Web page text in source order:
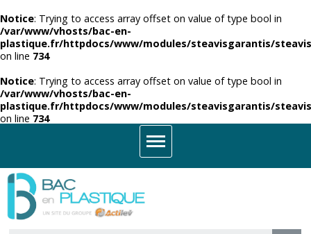
Notice: Trying to access array offset on value of type bool in
/var/www/vhosts/bac-en-
plastique.fr/httpdocs/www/modules/steavisgarantis/
on line 734
Notice: Trying to access array offset on value of type bool in
/var/www/vhosts/bac-en-
plastique.fr/httpdocs/www/modules/steavisgarantis/
on line 734